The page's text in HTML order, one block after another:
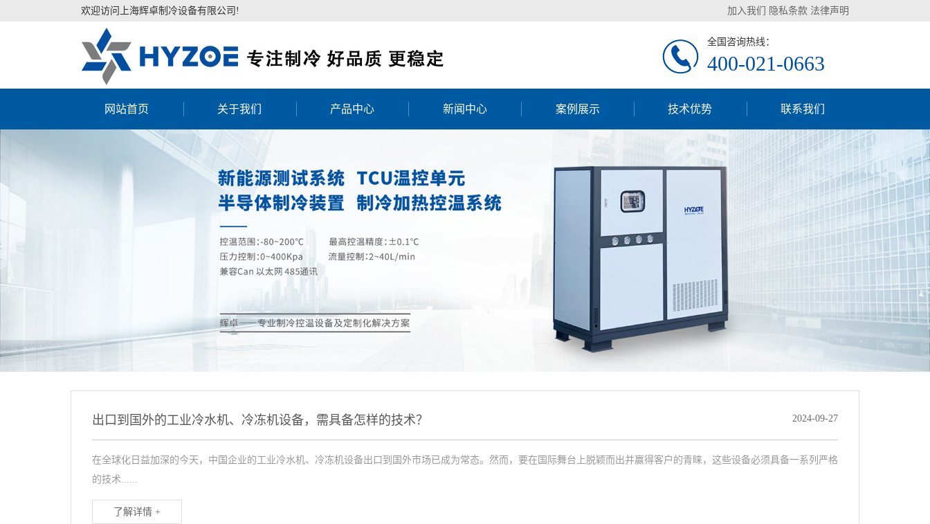
欢迎访问上海辉卓制冷设备有限公司! 加入我们 隐私条款 法律声明
全国咨询热线：
400-021-0663
网站首页 关于我们 产品中心 新闻中心 案例展示 技术优势 联系我们
出口到国外的工业冷水机、冷冻机设备，需具备怎样的技术？ 2024-09-27
在全球化日益加深的今天，中国企业的工业冷水机、冷冻机设备出口到国外市场已成为常态。然而，要在国际舞台上脱颖而出并赢得客户的青睐，这些设备必须具备一系列严格
的技术......
了解详情 +